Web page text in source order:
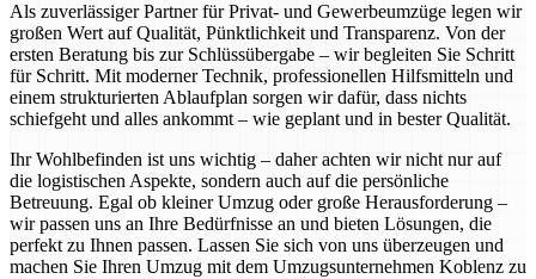
Als zuverlässiger Partner für Privat- und Gewerbeumzüge legen wir
großen Wert auf Qualität, Pünktlichkeit und Transparenz. Von der
ersten Beratung bis zur Schlüssübergabe – wir begleiten Sie Schritt
für Schritt. Mit moderner Technik, professionellen Hilfsmitteln und
einem strukturierten Ablaufplan sorgen wir dafür, dass nichts
schiefgeht und alles ankommt – wie geplant und in bester Qualität.
Ihr Wohlbefinden ist uns wichtig – daher achten wir nicht nur auf
die logistischen Aspekte, sondern auch auf die persönliche
Betreuung. Egal ob kleiner Umzug oder große Herausforderung –
wir passen uns an Ihre Bedürfnisse an und bieten Lösungen, die
perfekt zu Ihnen passen. Lassen Sie sich von uns überzeugen und
machen Sie Ihren Umzug mit dem Umzugsunternehmen Koblenz zu